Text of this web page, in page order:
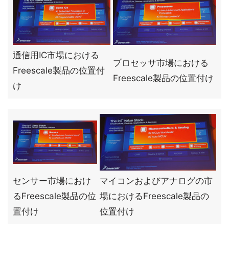
通信用IC市場における
Freescale製品の位置付
け
プロセッサ市場における
Freescale製品の位置付け
センサー市場におけ
るFreescale製品の位
置付け
マイコンおよびアナログの市
場におけるFreescale製品の
位置付け